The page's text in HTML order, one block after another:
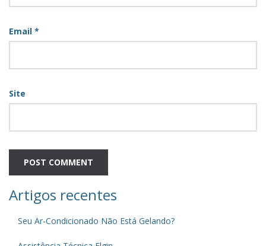
Email *
Site
Artigos recentes
Seu Ar-Condicionado Não Está Gelando?